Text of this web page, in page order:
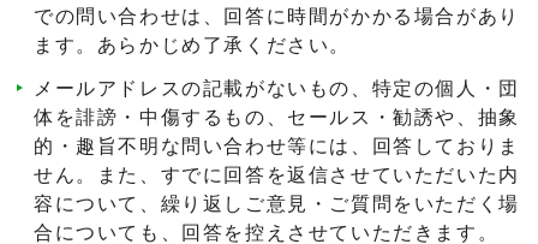
での問い合わせは、回答に時間がかかる場合があり
ます。あらかじめ了承ください。
メールアドレスの記載がないもの、特定の個人・団
体を誹謗・中傷するもの、セールス・勧誘や、抽象
的・趣旨不明な問い合わせ等には、回答しておりま
せん。また、すでに回答を返信させていただいた内
容について、繰り返しご意見・ご質問をいただく場
合についても、回答を控えさせていただきます。